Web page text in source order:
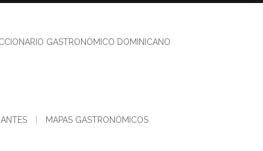
GASTRONÓMICO DOMINICANO
MAPAS GASTRONÓMICOS